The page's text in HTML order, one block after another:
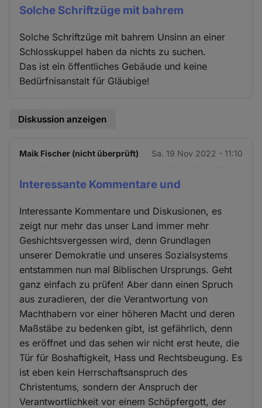
Solche Schriftzüge mit bahrem
Solche Schriftzüge mit bahrem Unsinn an einer
Schlosskuppel haben da nichts zu suchen.
Das ist ein öffentliches Gebäude und keine
Bedürfnisanstalt für Gläubige!
Diskussion anzeigen
Maik Fischer (nicht überprüft) Sa. 19 Nov 2022 - 11:10
Interessante Kommentare und
Interessante Kommentare und Diskusionen, es
zeigt nur mehr das unser Land immer mehr
Geshichtsvergessen wird, denn Grundlagen
unserer Demokratie und unseres Sozialsystems
entstammen nun mal Biblischen Ursprungs. Geht
ganz einfach zu prüfen! Aber dann einen Spruch
aus zuradieren, der die Verantwortung von
Machthabern vor einer höheren Macht und deren
Maßstäbe zu bedenken gibt, ist gefährlich, denn
es eröffnet und das sehen wir nicht erst heute, die
Tür für Boshaftigkeit, Hass und Rechtsbeugung. Es
ist eben kein Herrschaftsanspruch des
Christentums, sondern der Anspruch der
Verantwortlichkeit vor einem Schöpfergott, der